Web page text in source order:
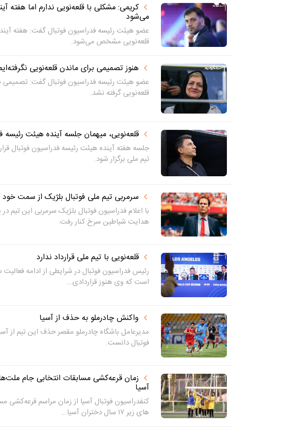
کریمی: مشکلی با قلعه‌نویی ندارم اما
می‌شود
عضو هیئت رئیسه فدراسیون فوتبال گفت: هفته
قلعه‌نویی مشخص می‌شود.
هنوز تصمیمی برای ماندن قلعه‌نویی
عضو هیئت رئیسه فدراسیون فوتبال گفت: تصمیمی
قلعه‌نویی گرفته نشد.
قلعه‌نویی، میهمان جلسه آینده هیئت رئیسه
جلسه هفته آینده هیئت رئیسه فدراسیون فوتبال
تیم ملی برگزار شود.
سرمربی تیم ملی فوتبال بلژیک از سمت خود
هدایت شیاطین سرخ کنار رفت.
قلعه‌نویی با تیم ملی قرارداد ندارد
رئیس فدراسیون فوتبال در شرایطی از ادامه
است که وی هنوز قراردادی...
واکنش چادرملو به حذف از آسیا
مدیرعامل باشگاه چادرملو مقصر حذف این تیم از
فوتبال دانست.
آسیا
کنفدراسیون فوتبال آسیا از زمان مراسم قرعه‌کشی
های زیر ۱۷ سال دختران آسیا...